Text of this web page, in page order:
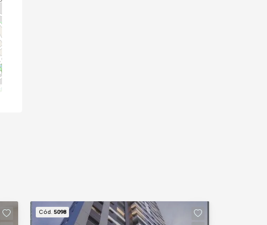
Cód. 5098